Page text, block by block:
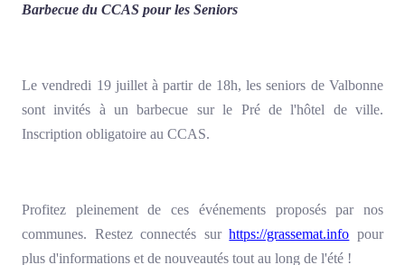
Barbecue du CCAS pour les Seniors
Le vendredi 19 juillet à partir de 18h, les seniors de Valbonne
sont invités à un barbecue sur le Pré de l'hôtel de ville.
Inscription obligatoire au CCAS.
Profitez pleinement de ces événements proposés par nos
communes. Restez connectés surhttps://grassemat.info pour
plus d'informations et de nouveautés tout au long de l'été !